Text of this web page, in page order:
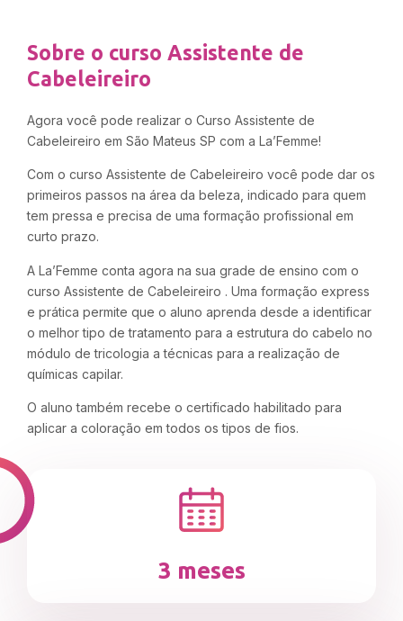
Sobre o curso Assistente de
Cabeleireiro
Agora você pode realizar o Curso Assistente de
Cabeleireiro em São Mateus SP com a La’Femme!
Com o curso Assistente de Cabeleireiro você pode dar os
primeiros passos na área da beleza, indicado para quem
tem pressa e precisa de uma formação profissional em
curto prazo.
A La’Femme conta agora na sua grade de ensino com o
curso Assistente de Cabeleireiro . Uma formação express
e prática permite que o aluno aprenda desde a identificar
o melhor tipo de tratamento para a estrutura do cabelo no
módulo de tricologia a técnicas para a realização de
químicas capilar.
O aluno também recebe o certificado habilitado para
aplicar a coloração em todos os tipos de fios.
3 meses